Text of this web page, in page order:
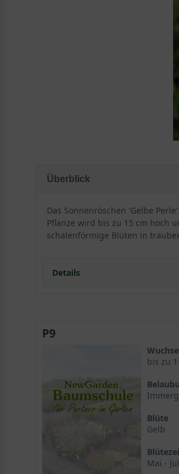
Überblick
Das Sonnenröschen 'Gelbe
Pflanze wird bis zu 15 cm hoch
schalenförmige Blüten in
Details
Standort und Boden
Die optimalen Bedingungen
Blüte und Blattwerk des
Verwendung im Garten
Stein- und Kiesgärten
Beete und Kübel
Helianthemum cultorum
Pflanzpartner für das
P9
bis zu
Blüte
Gelb
Mai -